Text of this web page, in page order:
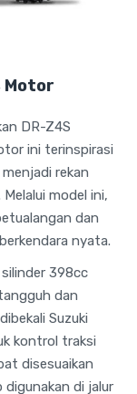
Motor
DR-Z4S
ini terinspirasi
rekan
model ini,
dan
nyata.
398cc
dan
Suzuki
kontrol traksi
disesuaikan
di jalur